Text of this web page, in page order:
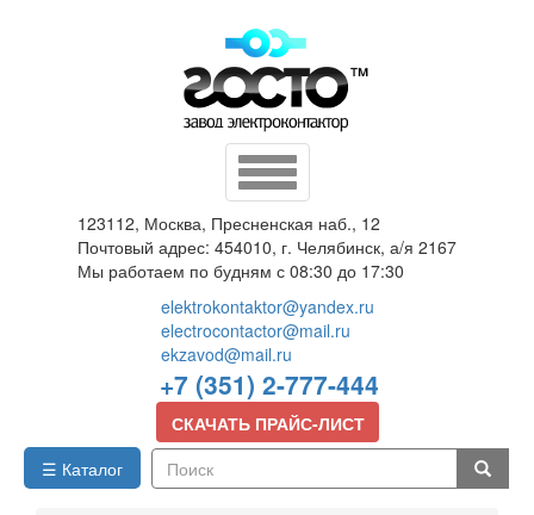
Toggle
navigation
123112, Москва, Пресненская наб., 12
Почтовый адрес: 454010, г. Челябинск, а/я 2167
Мы работаем по будням с 08:30 до 17:30
elektrokontaktor@yandex.ru
electrocontactor@mail.ru
ekzavod@mail.ru
+7 (351) 2-777-444
СКАЧАТЬ ПРАЙС-ЛИСТ
☰ Каталог